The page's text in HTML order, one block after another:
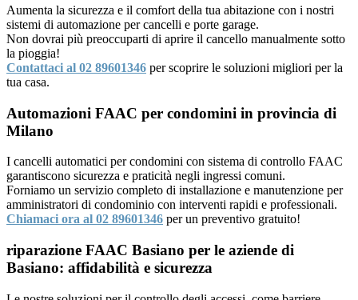
Aumenta la sicurezza e il comfort della tua abitazione con i nostri
sistemi di automazione per cancelli e porte garage.
Non dovrai più preoccuparti di aprire il cancello manualmente sotto
la pioggia!
Contattaci al 02 89601346 per scoprire le soluzioni migliori per la
tua casa.
Automazioni FAAC per condomini in provincia di
Milano
I cancelli automatici per condomini con sistema di controllo FAAC
garantiscono sicurezza e praticità negli ingressi comuni.
Forniamo un servizio completo di installazione e manutenzione per
amministratori di condominio con interventi rapidi e professionali.
Chiamaci ora al 02 89601346 per un preventivo gratuito!
riparazione FAAC Basiano per le aziende di
Basiano: affidabilità e sicurezza